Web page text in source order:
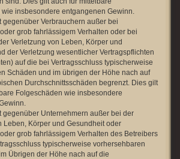
insbesondere entgangenen Gewinn.
gegenüber Verbrauchern außer bei
grob fahrlässigem Verhalten oder bei
Verletzung von Leben, Körper und
der Verletzung wesentlicher Vertragspflichten
auf die bei Vertragsschluss typischerweise
Schäden und im übrigen der Höhe nach auf
Durchschnittsschäden begrenzt. Dies gilt
Folgeschäden wie insbesondere
gegenüber Unternehmern außer bei der
Leben, Körper und Gesundheit oder
grob fahrlässigem Verhalten des Betreibers
typischerweise vorhersehbaren
Übrigen der Höhe nach auf die